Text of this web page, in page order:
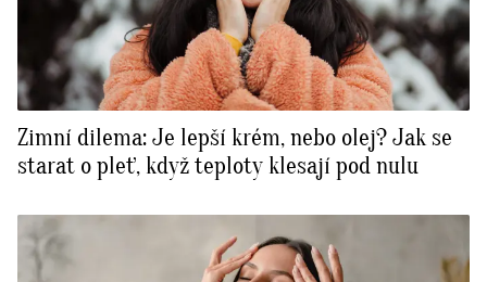
Zimní dilema: Je lepší krém, nebo olej? Jak se
starat o pleť, když teploty klesají pod nulu